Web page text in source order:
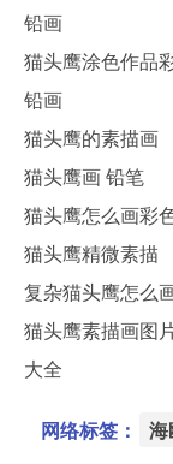
铅画
猫头鹰涂色作品
铅画
猫头鹰的素描画
猫头鹰画 铅笔
猫头鹰怎么画彩
猫头鹰精微素描
复杂猫头鹰怎么
猫头鹰素描画图
大全
网络标签： 海